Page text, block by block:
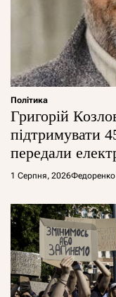
Політика
Григорій
підтримувати
передали
1 Серпня, 2026Федоренко